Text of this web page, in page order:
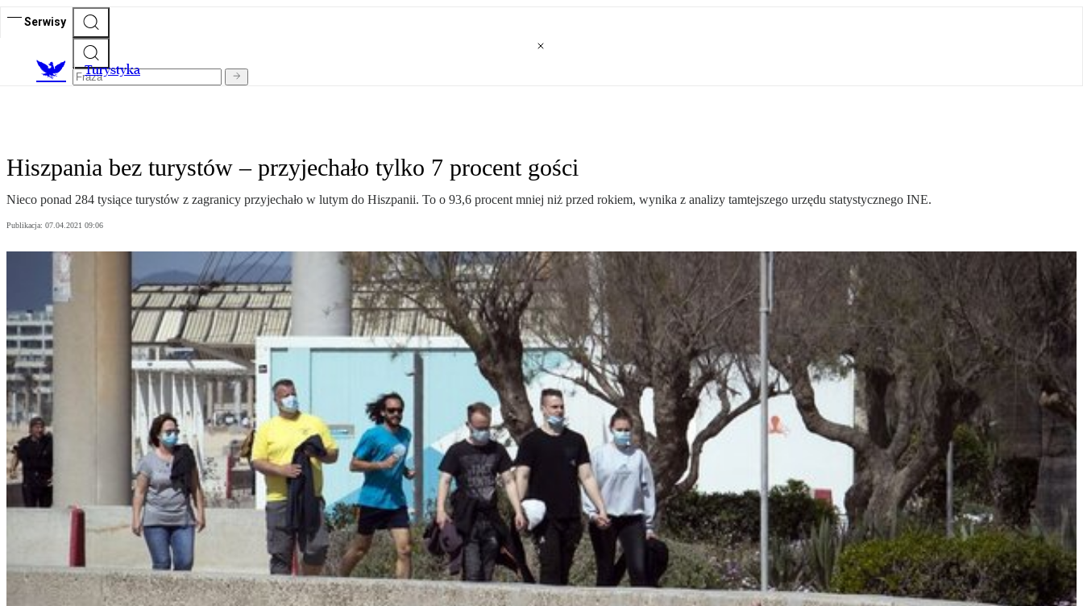
Serwisy
Turystyka
Hiszpania bez turystów – przyjechało tylko 7 procent gości
Nieco ponad 284 tysiące turystów z zagranicy przyjechało w lutym do Hiszpanii. To o 93,6 procent mniej niż przed rokiem, wynika z analizy tamtejszego urzędu statystycznego INE.
Publikacja: 07.04.2021 09:06